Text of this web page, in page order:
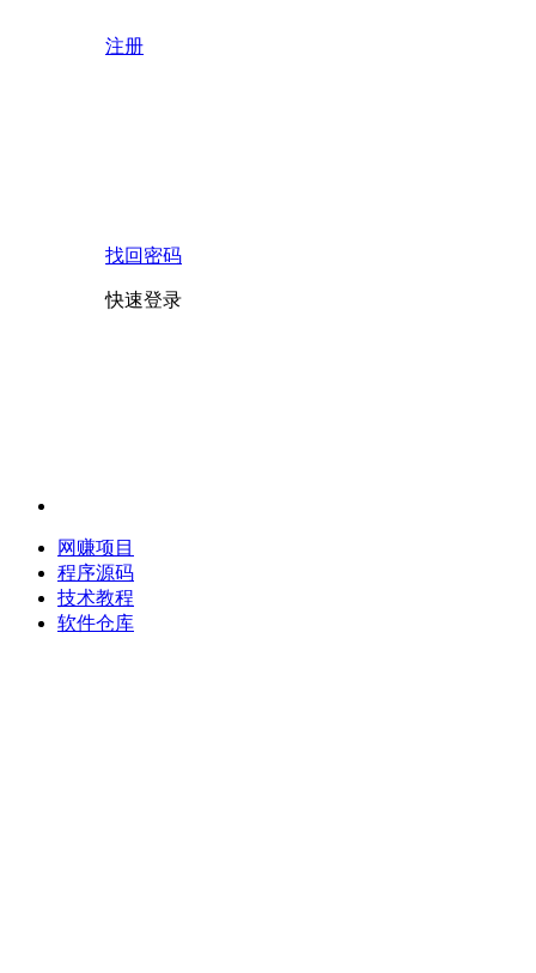
注册
找回密码
快速登录
网赚项目
程序源码
技术教程
软件仓库